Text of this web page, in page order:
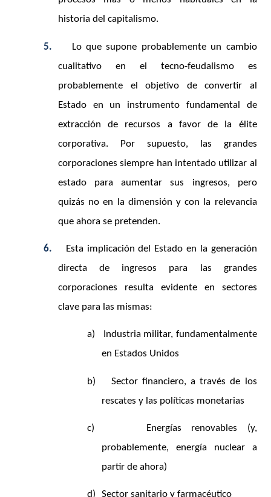
historia del capitalismo.
5.
Lo que supone probablemente un cambio
cualitativo en el tecno-feudalismo es
probablemente el objetivo de convertir al
Estado en un instrumento fundamental de
extracción de recursos a favor de la élite
corporativa. Por supuesto, las grandes
corporaciones siempre han intentado utilizar al
estado para aumentar sus ingresos, pero
quizás no en la dimensión y con la relevancia
que ahora se pretenden.
6.
Esta implicación del Estado en la generación
directa de ingresos para las grandes
corporaciones resulta evidente en sectores
clave para las mismas:
a)
Industria militar, fundamentalmente
en Estados Unidos
b)
Sector financiero, a través de los
rescates y las políticas monetarias
c)
Energías renovables (y,
probablemente, energía nuclear a
partir de ahora)
d) Sector sanitario y farmacéutico